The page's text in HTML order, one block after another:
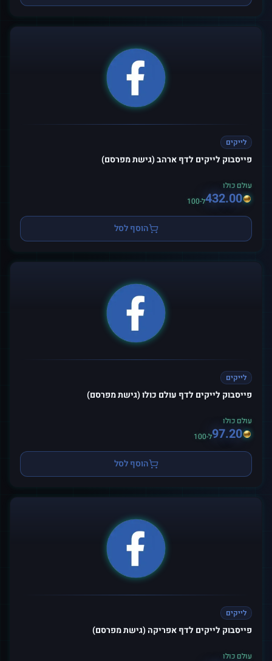
לייקים
פייסבוק לייקים לדף ארהב (גישת מפרסם)
עולם כולו
432.00ל-100
הוסף לסל
לייקים
פייסבוק לייקים לדף עולם כולו (גישת מפרסם)
עולם כולו
97.20ל-100
הוסף לסל
לייקים
פייסבוק לייקים לדף אפריקה (גישת מפרסם)
עולם כולו